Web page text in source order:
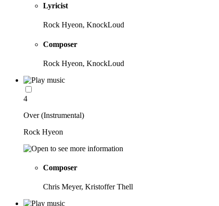
Lyricist
Rock Hyeon, KnockLoud
Composer
Rock Hyeon, KnockLoud
4
Over (Instrumental)
Rock Hyeon
Composer
Chris Meyer, Kristoffer Thell